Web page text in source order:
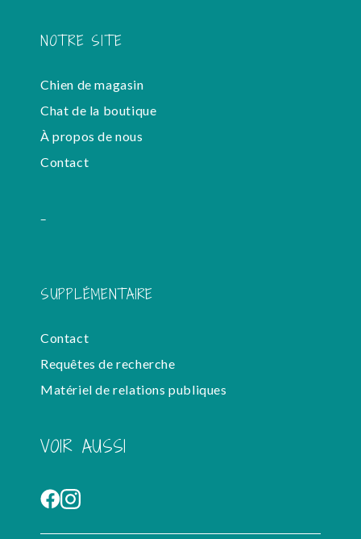
NOTRE SITE
Chien de magasin
Chat de la boutique
À propos de nous
Contact
-
SUPPLÉMENTAIRE
Contact
Requêtes de recherche
Matériel de relations publiques
VOIR AUSSI